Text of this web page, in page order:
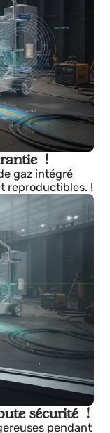
!
de gaz intégré
et reproductibles.